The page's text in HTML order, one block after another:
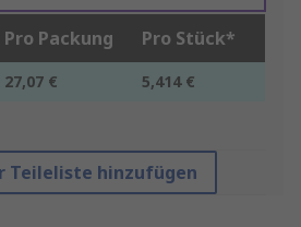
Pro Packung Pro Stück*
27,07 € 5,414 €
Teileliste hinzufügen